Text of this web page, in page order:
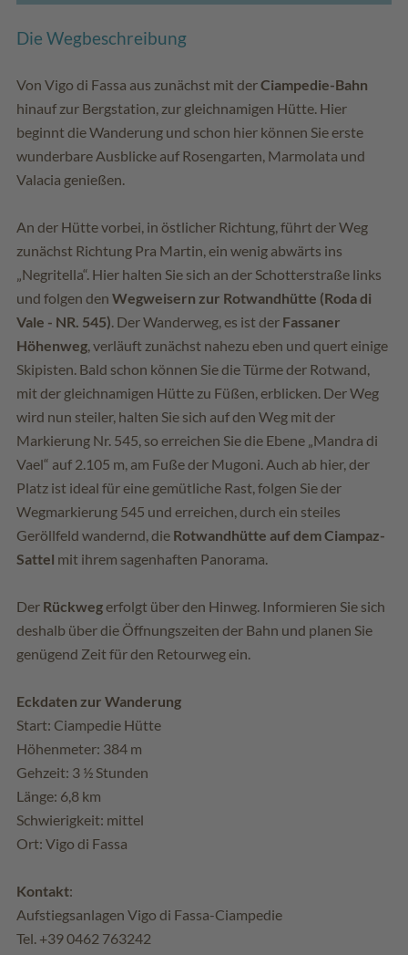
Die Wegbeschreibung
Von Vigo di Fassa aus zunächst mit derCiampedie-Bahn
hinauf zur Bergstation, zur gleichnamigen Hütte. Hier
beginnt die Wanderung und schon hier können Sie erste
wunderbare Ausblicke auf Rosengarten, Marmolata und
Valacia genießen.
An der Hütte vorbei, in östlicher Richtung, führt der Weg
zunächst Richtung Pra Martin, ein wenig abwärts ins
„Negritella“. Hier halten Sie sich an der Schotterstraße links
und folgen den Wegweisern zur Rotwandhütte (Roda di
Vale - NR. 545). Der Wanderweg, es ist der Fassaner
Höhenweg, verläuft zunächst nahezu eben und quert einige
Skipisten. Bald schon können Sie die Türme der Rotwand,
mit der gleichnamigen Hütte zu Füßen, erblicken. Der Weg
wird nun steiler, halten Sie sich auf den Weg mit der
Markierung Nr. 545, so erreichen Sie die Ebene „Mandra di
Vael“ auf 2.105 m, am Fuße der Mugoni. Auch ab hier, der
Platz ist ideal für eine gemütliche Rast, folgen Sie der
Wegmarkierung 545 und erreichen, durch ein steiles
Geröllfeld wandernd, die Rotwandhütte auf dem Ciampaz-
Sattel mit ihrem sagenhaften Panorama.
Der Rückwegerfolgt über den Hinweg. Informieren Sie sich
deshalb über die Öffnungszeiten der Bahn und planen Sie
genügend Zeit für den Retourweg ein.
Eckdaten zur Wanderung
Start: Ciampedie Hütte
Höhenmeter: 384 m
Gehzeit: 3 ½ Stunden
Länge: 6,8 km
Schwierigkeit: mittel
Ort: Vigo di Fassa
Kontakt:
Aufstiegsanlagen Vigo di Fassa-Ciampedie
Tel. +39 0462 763242